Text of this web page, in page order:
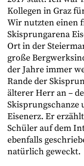
Kollegen in Graz
Wir nutzten einen
Skisprungarena
Ort in der
große
der Jahre immer
Rande der
älterer Herr an –
Eisenerz. Er
Schüler auf dem
ebenfalls
natürlich geweckt.